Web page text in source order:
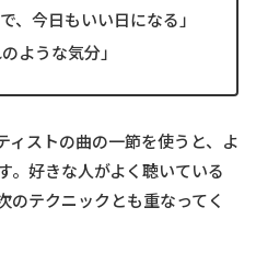
、今日もいい日になる」
ような気分」
ィストの曲の一節を使うと、よ
。好きな人がよく聴いている
のテクニックとも重なってく